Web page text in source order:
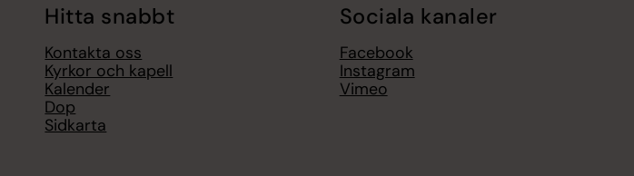
Hitta snabbt
Kontakta oss
Kyrkor och kapell
Kalender
Dop
Sidkarta
Sociala kanaler
Facebook
Instagram
Vimeo